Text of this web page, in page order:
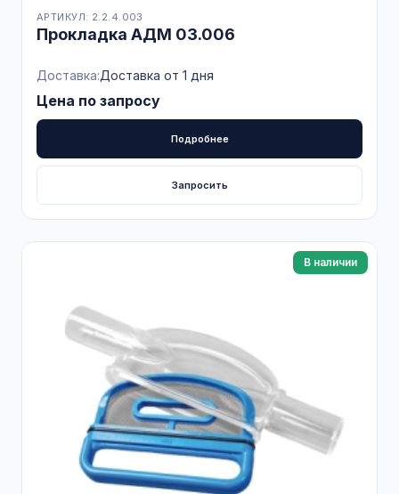
АРТИКУЛ: 2.2.4.003
Прокладка АДМ 03.006
Доставка:Доставка от 1 дня
Цена по запросу
Подробнее
Запросить
В наличии